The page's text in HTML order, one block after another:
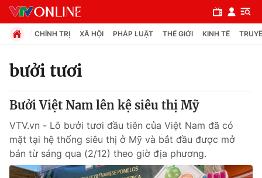
Chuyên mục
Xã hội
CHÍNH TRỊ XÃ HỘI PHÁP LUẬT THẾ GIỚI KINH TẾ
bưởi tươi
Bưởi Việt Nam lên kệ siêu thị Mỹ
VTV.vn - Lô bưởi tươi đầu tiên của Việt Nam đã có
mặt tại hệ thống siêu thị ở Mỹ và bắt đầu được mở
bán từ sáng qua (2/12) theo giờ địa phương.